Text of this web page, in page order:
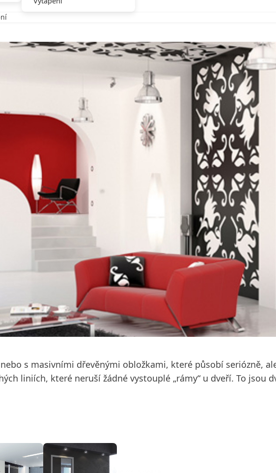
s masivními dřevěnými obložkami, které působí seriózně,
liniích, které neruší žádné vystouplé „rámy“ u dveří. To jsou